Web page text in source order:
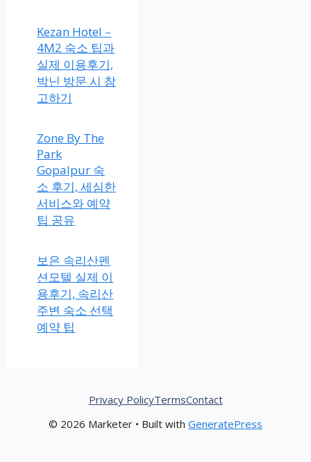
Kezan Hotel –
4M2 숙소 팁과
실제 이용후기,
박닌 방문 시 참
고하기
Zone By The
Park
Gopalpur 숙
소 후기, 세심한
서비스와 예약
팁 공유
보은 속리산펜
션모텔 실제 이
용후기, 속리산
주변 숙소 선택
예약 팁
© 2026 Marketer • Built with GeneratePress
Privacy PolicyTermsContact